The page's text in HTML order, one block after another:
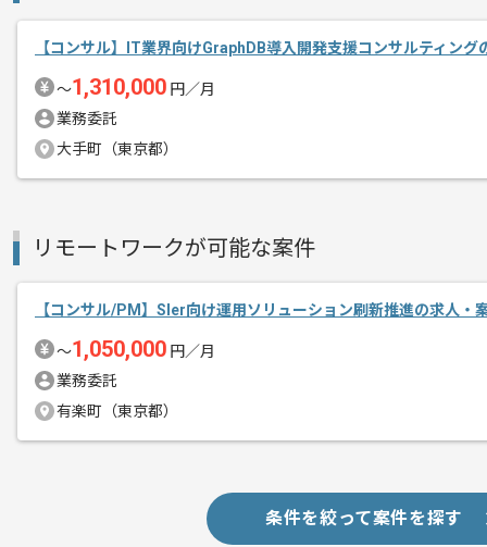
ご経験と実績に応じて別案件のご提案
新しいアイディアや技術を積極的に導入
経験豊富なメンバーと成長が出来る環境
【コンサル】IT業界向けGraphDB導入開発支援コンサルティング
〜1,310,000 円／月
業務委託
大手町（東京都）
リモートワークが可能な案件
【コンサル/PM】SIer向け運用ソリューション刷新推進の求人・
〜1,050,000 円／月
業務委託
有楽町（東京都）
条件を絞って案件を探す